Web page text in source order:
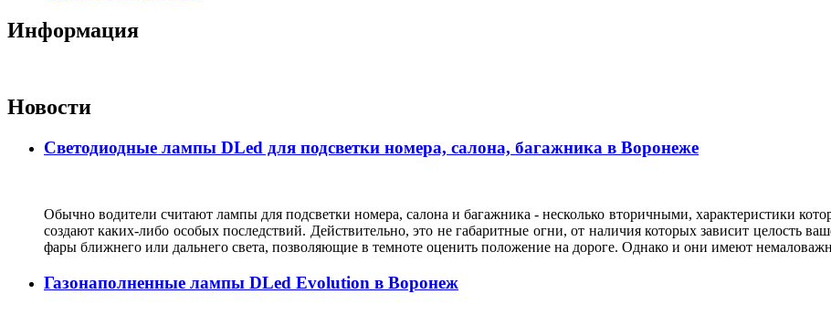
Информация
Новости
Светодиодные лампы DLed для подсветки номера, салона, багажника в Воронеже
Обычно водители считают лампы для подсветки номера, салона и багажника - несколько вторичными, характеристики
создают каких-либо особых последствий. Действительно, это не габаритные огни, от наличия которых зависит целость
фары ближнего или дальнего света, позволяющие в темноте оценить положение на дороге. Однако и они имеют
Газонаполненные лампы DLed Evolution в Воронеж